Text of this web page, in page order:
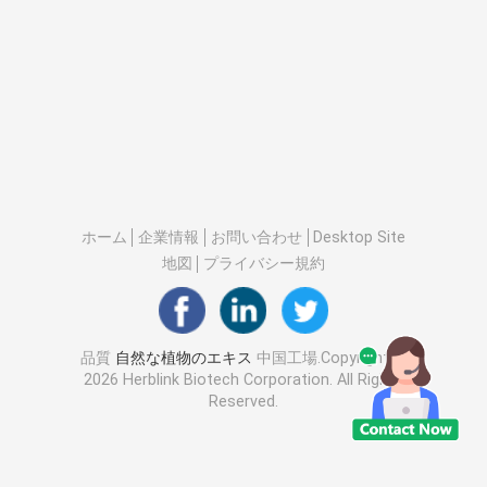
ホーム 企業情報 お問い合わせ
Desktop Site
地図
プライバシー規約
品質 自然な植物のエキス 中国工場.Copyright ©
2026 Herblink Biotech Corporation. All Rights
Reserved.